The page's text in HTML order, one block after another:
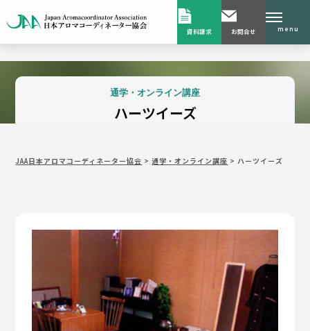
資料請求 お問合せ menu
通学・オンライン講座
ハーツイーズ
JAA日本アロマコーディネーター協会 >通学・オンライン講座 > ハーツイーズ